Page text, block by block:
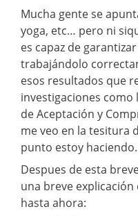
Mucha gente se
yoga, etc… pero ni
es capaz de
trabajándolo
esos resultados que
investigaciones como
de Aceptación y
me veo en la tesitura
punto estoy haciendo.
Despues de esta
una breve
hasta ahora: